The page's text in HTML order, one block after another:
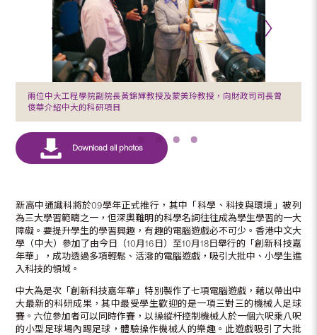
兩位中大工程學院副院長黃錦輝教授及蒙美玲教授，向財政司司長曾
俊華介紹中大的科研項目
新高中通識科將於09學年正式推行，其中「科學、科技與環境」被列
為三大學習範疇之一，但深奧難明的科學名詞往往成為學生學習的一大
障礙。要提升學生的學習興趣，有趣的電腦遊戲必不可少。香港中文大
學（中大）參加了由今日（10月16日）至10月18日舉行的「創新科技嘉
年華」，成功透過多項輕鬆、活潑的電腦遊戲，吸引大批中、小學生進
入科技的領域。
中大為是次「創新科技嘉年華」特別製作了七項電腦遊戲，藉以帶出中
大最新的科研成果，其中最受學生歡迎的是一項三對三的機械人足球
賽。六位參加者可以同時作賽，以操縱杆控制機械人於一個六呎乘八呎
的小型足球場內踢足球，體驗操作機械人的樂趣。此遊戲吸引了大批